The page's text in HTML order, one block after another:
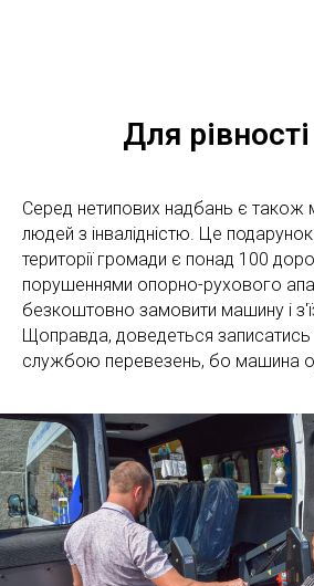
Для рівності
Серед нетипових надбань є також
людей з інвалідністю. Це
території громади є понад 100
порушеннями опорно-рухового
безкоштовно замовити машину і
Щоправда, доведеться записатись
службою перевезень, бо машина